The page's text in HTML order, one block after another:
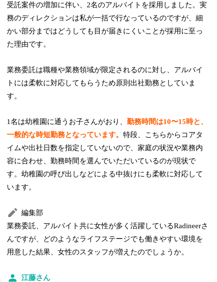
受託案件の増加に伴い、2名のアルバイトを採用しました。実
務のディレクションは私が一括で行なっているのですが、細
かい部分まではどうしても目が届きにくいことが採用に至っ
た理由です。
業務委託は職種や業務領域が限定されるのに対し、アルバイ
トには柔軟に対応してもらうため原則出社勤務としていま
す。
1名は幼稚園に通うお子さんがおり、勤務時間は10〜15時と、
一般的な時短勤務となっています。特段、こちらからコアタ
イムや出社日数を指定していないので、家庭の状況や業務内
容に合わせ、勤務時間を選んでいただいているのが現状で
す。幼稚園の呼び出しなどによる中抜けにも柔軟に対応して
います。
編集部
業務委託、アルバイト共に女性が多く活躍しているRadineerさ
んですが、どのようなライフステージでも働きやすい環境を
用意した結果、女性のスタッフが増えたのでしょうか。
江藤さん